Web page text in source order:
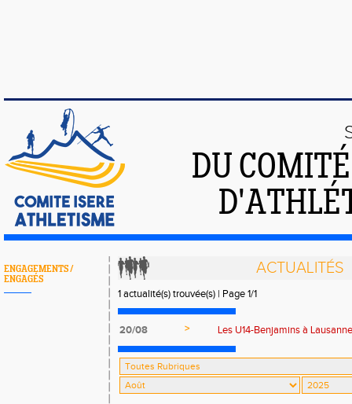
DU
ENGAGEMENTS /
ENGAGÉS
ACTUALITÉS
1 actualité(s) trouvée(s) | Page 1/1
20/08 > Les U14-Benjamins à Lausanne